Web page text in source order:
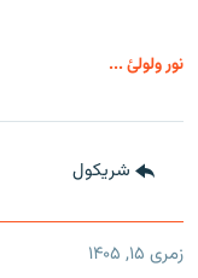
نور ولولئ ...
شريکول
زمری ۱۵, ۱۴۰۵